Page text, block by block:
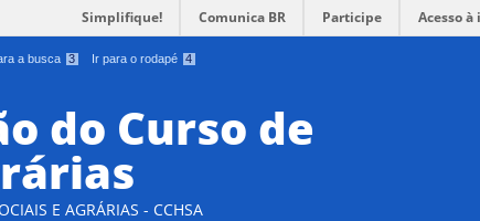
a busca 3 Ir para o rodapé 4
Simplifique! Comunica BR Participe Acesso
do Curso de
E AGRÁRIAS - CCHSA